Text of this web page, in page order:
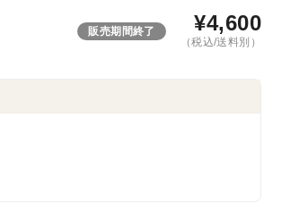
販売期間終了 ¥4,600
（税込/送料別）